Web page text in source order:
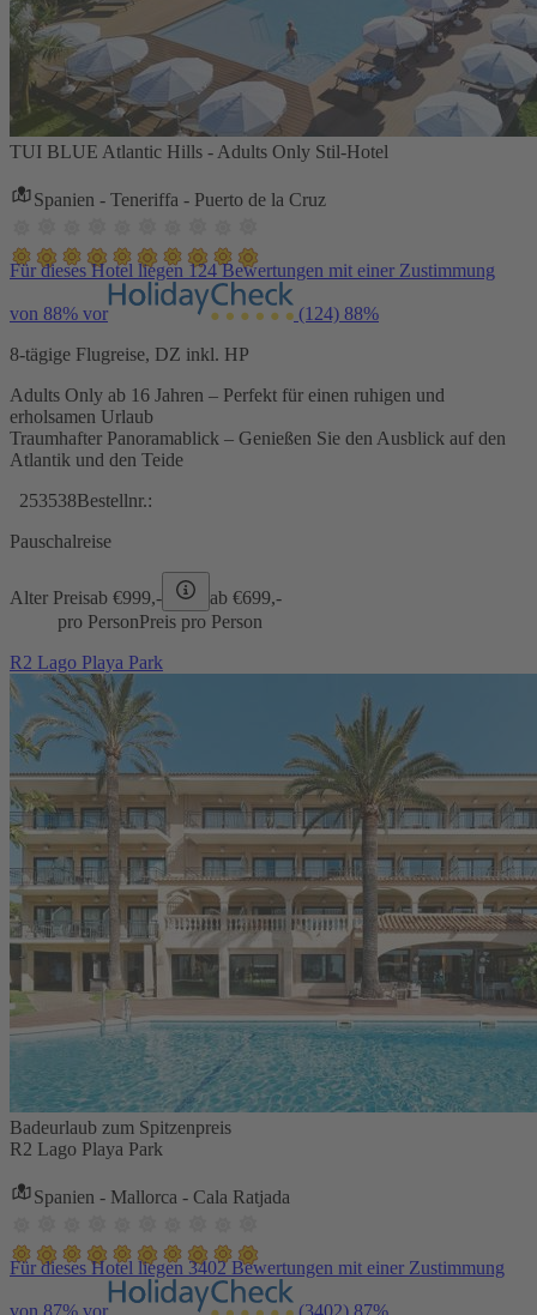
TUI BLUE Atlantic Hills - Adults Only Stil-Hotel
Spanien - Teneriffa - Puerto de la Cruz
Für dieses Hotel liegen 124 Bewertungen mit einer Zustimmung
von 88% vor (124) 88%
8-tägige Flugreise, DZ inkl. HP
Adults Only ab 16 Jahren – Perfekt für einen ruhigen und
erholsamen Urlaub
Traumhafter Panoramablick – Genießen Sie den Ausblick auf den
Atlantik und den Teide
253538Bestellnr.:
Pauschalreise
Alter Preisab €999,- ab €699,-
pro PersonPreis pro Person
R2 Lago Playa Park
Badeurlaub zum Spitzenpreis
R2 Lago Playa Park
Spanien - Mallorca - Cala Ratjada
Für dieses Hotel liegen 3402 Bewertungen mit einer Zustimmung
von 87% vor (3402) 87%